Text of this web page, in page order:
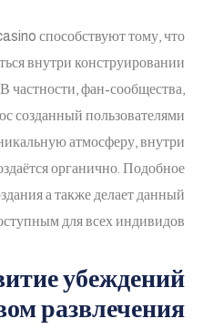
способствуют тому, что
внутри конструировании
частности, фан-сообщества,
созданный пользователями
атмосферу, внутри
органично. Подобное
а также делает данный
для всех индивидов.
убеждений
развлечения